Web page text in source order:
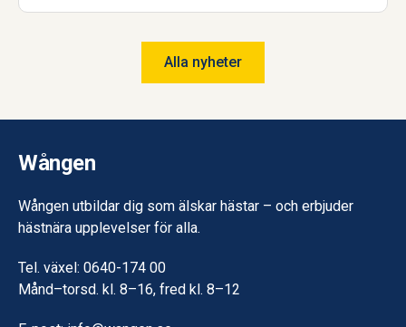
Alla nyheter
Wången
Wången utbildar dig som älskar hästar – och erbjuder
hästnära upplevelser för alla.
Tel. växel: 0640-174 00
Månd–torsd. kl. 8–16, fred kl. 8–12